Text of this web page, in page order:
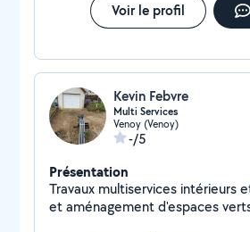
Voir le profil
Kevin Febvre
Multi Services
Venoy (Venoy)
-/5
Présentation
Travaux multiservices intérieurs
et aménagement d'espaces